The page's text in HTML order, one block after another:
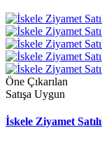
Öne Çıkarılan
Satışa Uygun
İskele Ziyamet